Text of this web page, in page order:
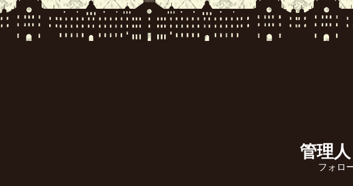
管理人
フォロ